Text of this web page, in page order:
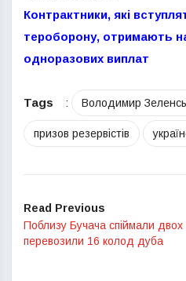
Контрактники, які
тероборону, отримають
одноразових виплат
Tags : Володимир
призов резервістів
Read Previous
Поблизу Бучача спіймали двох
перевозили 16 колод дуба